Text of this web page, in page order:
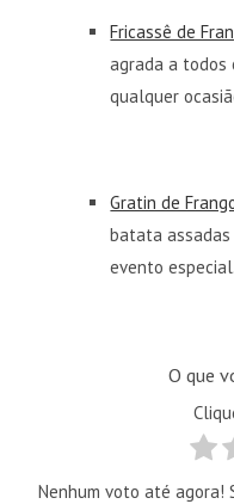
Fricassê de
agrada a todos
qualquer
Gratin de
batata assadas
evento especial.
O que
Nenhum voto até agora!